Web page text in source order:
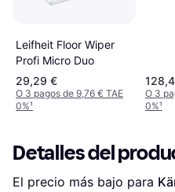
Leifheit Floor Wiper
Profi Micro Duo
29,29 €
O 3 pagos de 9,76 € TAE
0%¹
O 3
0%¹
Detalles del
El precio más bajo para